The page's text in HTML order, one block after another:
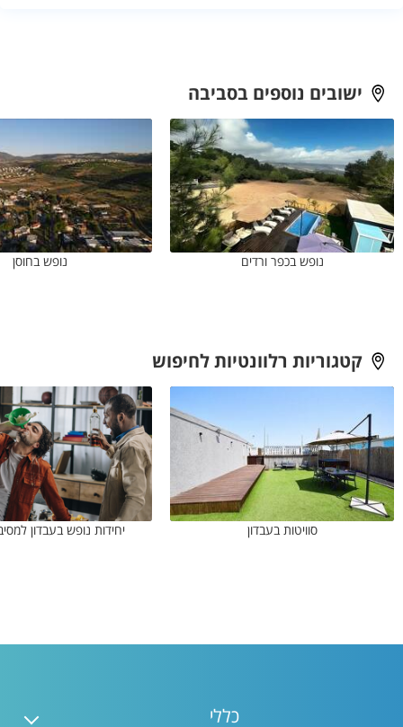
ישובים נוספים בסביבה
נופש בכפר ורדים נופש בחוסן
קטגוריות רלוונטיות לחיפוש
סוויטות בעבדון יחידות נופש בעבדון
כללי